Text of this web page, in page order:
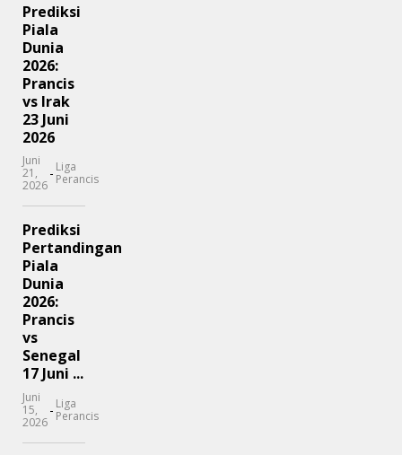
Prediksi
Piala
Dunia
2026:
Prancis
vs Irak
23 Juni
2026
Juni
21,
2026
- Liga
Perancis
Prediksi
Pertandingan
Piala
Dunia
2026:
Prancis
vs
Senegal
17 Juni ...
Juni
15,
2026
- Liga
Perancis